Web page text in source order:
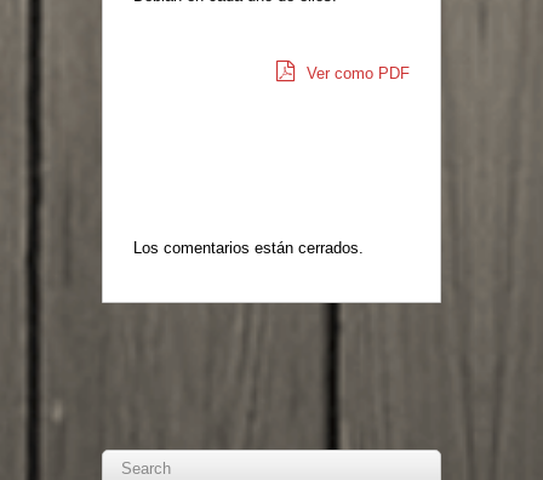
Ver como PDF
Los comentarios están cerrados.
Search